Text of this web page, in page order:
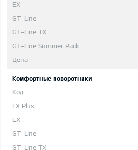
Комфортные поворотники